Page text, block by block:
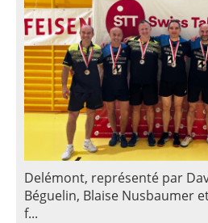
Delémont, représenté par
Béguelin, Blaise Nusbaumer
f...